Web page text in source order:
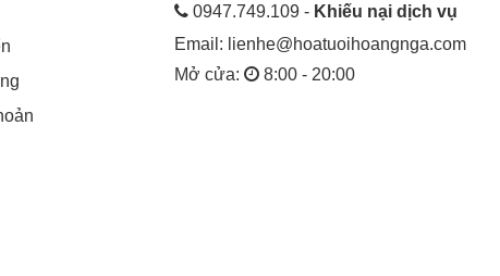
0947.749.109 - Khiếu nại dịch vụ
Email: lienhe@hoatuoihoangnga.com
Mở cửa:
8:00 - 20:00